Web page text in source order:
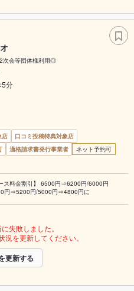
次会等団体様利用◎
5分
店
口コミ投稿特典対象店
適格請求書発行事業者
ネット予約可
ス料金割引】 6500円⇒6200円/6000円
円⇒5200円/5000円⇒4800円に
失敗しました。
を更新してください。
更新する